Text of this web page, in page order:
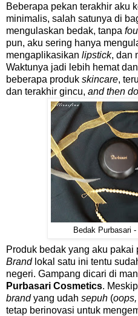
Beberapa pekan terakhir aku
minimalis, salah satunya di
mengulaskan bedak, tanpa
pun, aku sering hanya
mengaplikasikan lipstick, dan
Waktunya jadi lebih hemat
beberapa produk skincare,
dan terakhir gincu, and then
Bedak Purbasari
Produk bedak yang aku pakai
Brand lokal satu ini tentu
negeri. Gampang dicari di
Purbasari Cosmetics.
brandyang udah sepuh (
tetap berinovasi untuk